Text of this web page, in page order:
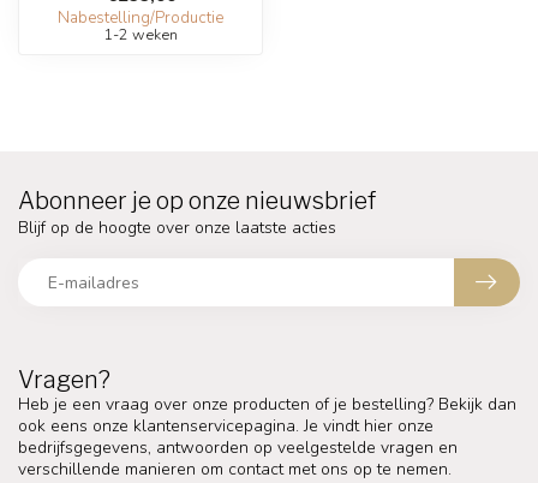
Nabestelling/Productie
1-2 weken
Vragen?
Heb je een vraag over onze producten of je bestelling? Bekijk dan
ook eens onze klantenservicepagina. Je vindt hier onze
bedrijfsgegevens, antwoorden op veelgestelde vragen en
verschillende manieren om contact met ons op te nemen.
Abonneer je op onze nieuwsbrief
Blijf op de hoogte over onze laatste acties